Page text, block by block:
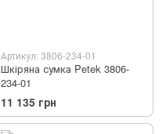
Артикул: 3806-234-01
Шкіряна сумка Petek 3806-
234-01
11 135 грн